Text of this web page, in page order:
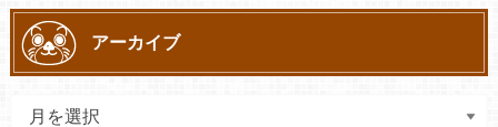
アーカイブ